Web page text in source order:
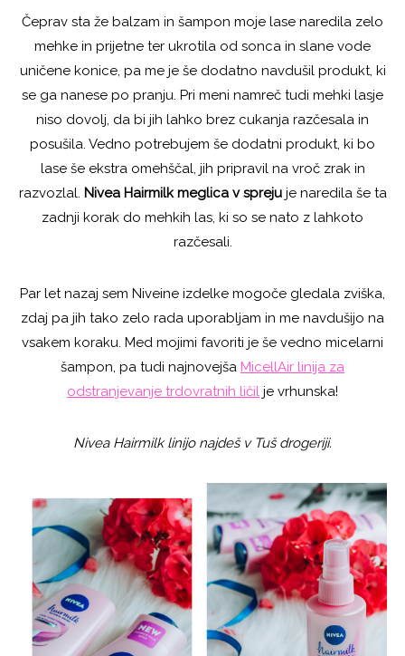
Čeprav sta že balzam in šampon moje lase naredila zelo
mehke in prijetne ter ukrotila od sonca in slane vode
uničene konice, pa me je še dodatno navdušil produkt, ki
se ga nanese po pranju. Pri meni namreč tudi mehki lasje
niso dovolj, da bi jih lahko brez cukanja razčesala in
posušila. Vedno potrebujem še dodatni produkt, ki bo
lase še ekstra omehščal, jih pripravil na vroč zrak in
razvozlal. Nivea Hairmilk meglica v sprejuje naredila še ta
zadnji korak do mehkih las, ki so se nato z lahkoto
razčesali.
Par let nazaj sem Niveine izdelke mogoče gledala zviška,
zdaj pa jih tako zelo rada uporabljam in me navdušijo na
vsakem koraku. Med mojimi favoriti je še vedno micelarni
šampon, pa tudi najnovejša MicellAir linija za
odstranjevanje trdovratnih ličil je vrhunska!
Nivea Hairmilk linijo najdeš v Tuš drogeriji.